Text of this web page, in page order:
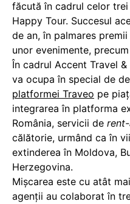
făcută în cadrul celor
Happy Tour. Succesul
de an, în palmares
unor evenimente, precum
În cadrul Accent Travel
va ocupa în special de
platformei Traveo pe
integrarea în platforma
România, servicii de
călătorie, urmând ca în
extinderea în Moldova,
Herzegovina.
Mișcarea este cu atât
agenții au colaborat în